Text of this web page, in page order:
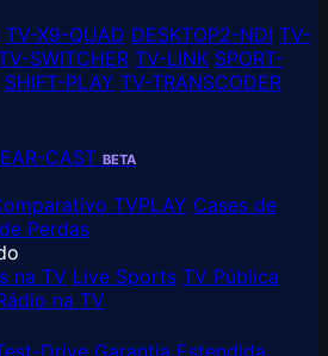
TV-X9-QUAD DESKTOP2-NDI TV-
SWITCHER TV-LINK SPORT-
SHIFT-PLAY TV-TRANSCODER
CAST BETA
TVPLAY Cases de
Perdas
na TV Live Sports TV Pública
na TV
Drive Garantia Estendida